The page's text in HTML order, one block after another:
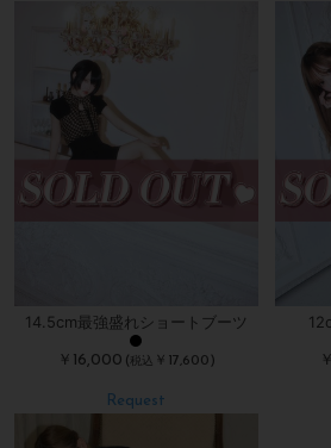
14.5cm最強盛れショートブーツ
￥16,000 (税込 ￥17,600)
Request